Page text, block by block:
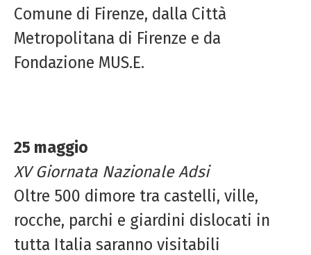
Comune di Firenze, dalla Città
Metropolitana di Firenze e da
Fondazione MUS.E.
25 maggio
XV Giornata Nazionale Adsi
Oltre 500 dimore tra castelli, ville,
rocche, parchi e giardini dislocati in
tutta Italia saranno visitabili